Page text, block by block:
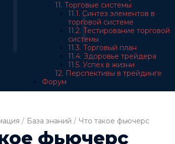
11. Торговые системы
11.1. Синтез элементов в
торговой системе
11.2. Тестирование торговой
системы
11.3. Торговый план
11.4. Здоровье трейдера
11.5. Успех в жизни
12. Перспективы в трейдинге
Форум
/ База знаний / Что такое фьючерс
фьючерс